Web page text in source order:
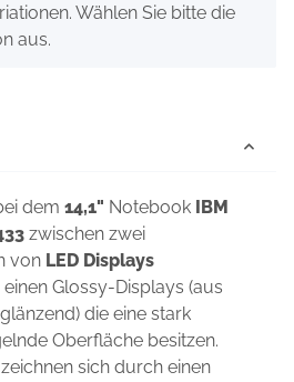
Wählen Sie bitte die
aus.
dem 14,1" Notebook IBM
zwischen zwei
von LED Displays
Glossy-Displays (aus
die eine stark
Oberfläche besitzen.
sich durch einen